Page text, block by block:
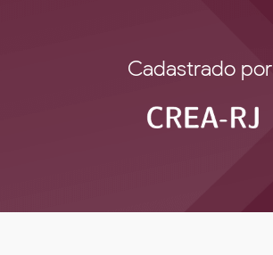
Cadastrado por